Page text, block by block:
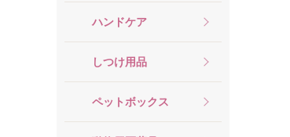
ハンドケア
しつけ用品
ペットボックス